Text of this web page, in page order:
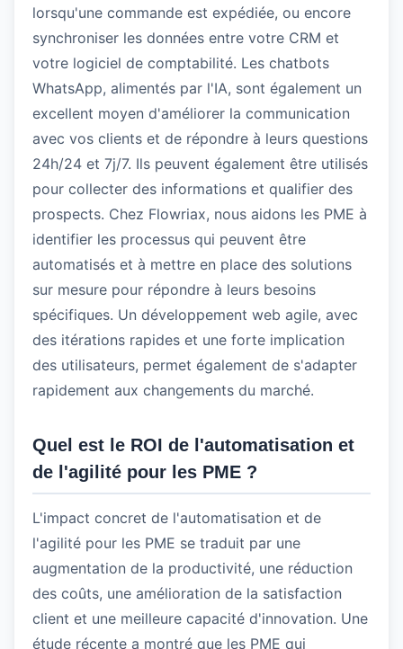
lorsqu'une commande est expédiée, ou encore
synchroniser les données entre votre CRM et
votre logiciel de comptabilité. Les chatbots
WhatsApp, alimentés par l'IA, sont également un
excellent moyen d'améliorer la communication
avec vos clients et de répondre à leurs questions
24h/24 et 7j/7. Ils peuvent également être utilisés
pour collecter des informations et qualifier des
prospects. Chez Flowriax, nous aidons les PME à
identifier les processus qui peuvent être
automatisés et à mettre en place des solutions
sur mesure pour répondre à leurs besoins
spécifiques. Un développement web agile, avec
des itérations rapides et une forte implication
des utilisateurs, permet également de s'adapter
rapidement aux changements du marché.
Quel est le ROI de l'automatisation et
de l'agilité pour les PME ?
L'impact concret de l'automatisation et de
l'agilité pour les PME se traduit par une
augmentation de la productivité, une réduction
des coûts, une amélioration de la satisfaction
client et une meilleure capacité d'innovation. Une
étude récente a montré que les PME qui